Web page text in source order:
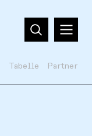
Tabelle Partner